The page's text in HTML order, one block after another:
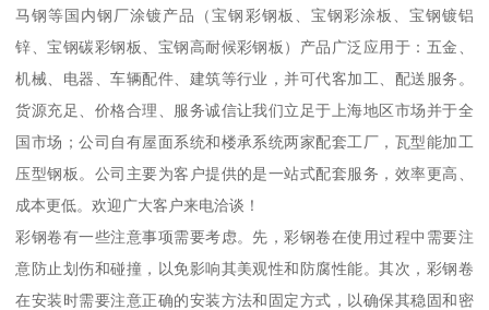
马钢等国内钢厂涂镀产品（宝钢彩钢板、宝钢彩涂板、宝钢镀铝
锌、宝钢碳彩钢板、宝钢高耐候彩钢板）产品广泛应用于：五金、
机械、电器、车辆配件、建筑等行业，并可代客加工、配送服务。
货源充足、价格合理、服务诚信让我们立足于上海地区市场并于全
国市场；公司自有屋面系统和楼承系统两家配套工厂，瓦型能加工
压型钢板。公司主要为客户提供的是一站式配套服务，效率更高、
成本更低。欢迎广大客户来电洽谈！
彩钢卷有一些注意事项需要考虑。先，彩钢卷在使用过程中需要注
意防止划伤和碰撞，以免影响其美观性和防腐性能。其次，彩钢卷
在安装时需要注意正确的安装方法和固定方式，以确保其稳固和密